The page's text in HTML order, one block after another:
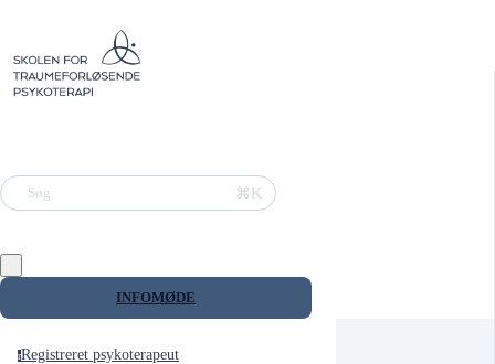
Søg ⌘K
INFOMØDE
rRegistreret psykoterapeut